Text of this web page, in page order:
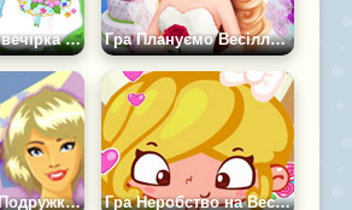
Гра Весільна вечірка Бегемотів Гра Плануємо Весілля Ельзи
Гра Весілля: Подружки Нареченої Гра Неробство на Весіллі